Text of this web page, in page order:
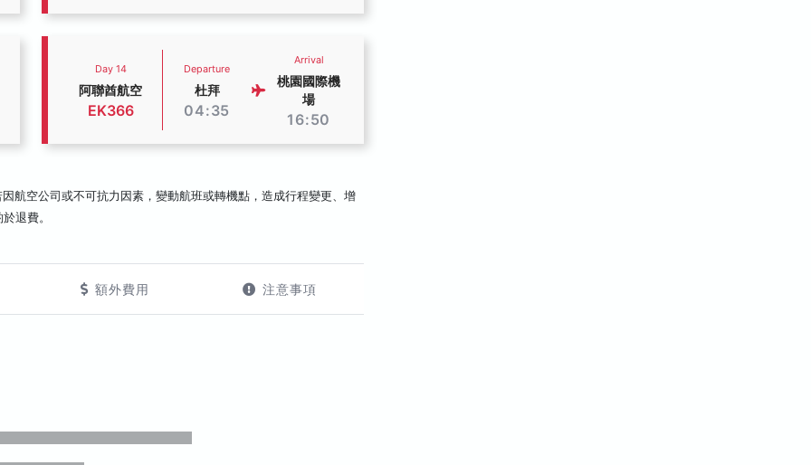
Day 14
阿聯酋航空
EK366
Departure
杜拜
04:35
Arrival
桃園國際機
場
16:50
航空公司或不可抗力因素，變動航班或轉機點，造成行程變更、增
退費。
額外費用 注意事項